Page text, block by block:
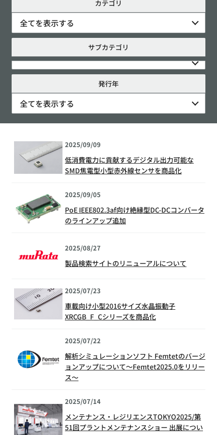
カテゴリ
全てを表示する
サブカテゴリ
発行年
全てを表示する
2025/09/09
低消費電力に貢献するデジタル出力可能な
SMD焦電型小型赤外線センサを商品化
2025/09/05
PoE IEEE802.3af向け絶縁型DC-DCコンバータ
のラインアップ追加
2025/08/27
製品検索サイトのリニューアルについて
2025/07/23
車載向け小型2016サイズ水晶振動子
XRCGB_F_Cシリーズを商品化
2025/07/22
解析シミュレーションソフト Femtetのバージ
ョンアップについて～Femtet2025.0をリリー
ス～
2025/07/14
メンテナンス・レジリエンスTOKYO2025/第
51回プラントメンテナンスショー 出展につい